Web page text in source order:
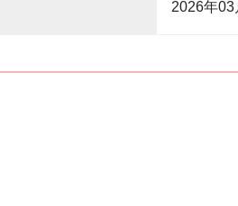
2026年03